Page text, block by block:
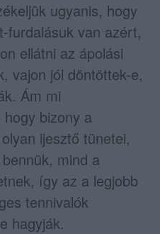
ugyanis, hogy
furdalásuk van azért,
ellátni az ápolási
vajon jól döntöttek-e,
Ám mi
bizony a
ijesztő tünetei,
mind a
így az a legjobb
tennivalók
hagyják.